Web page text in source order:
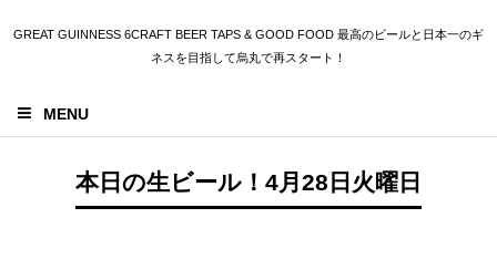
GREAT GUINNESS 6CRAFT BEER TAPS & GOOD FOOD 最高のビールと日本一のギ
ネスを目指して烏丸で再スタート！
MENU
本日の生ビール！4月28日火曜日